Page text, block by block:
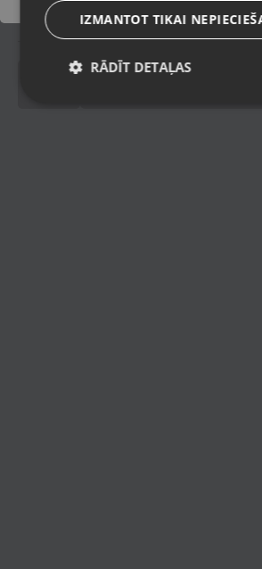
Piegādes veidi
Spinning
IZMANTOT TIKAI
RĀDĪT DETAĻAS